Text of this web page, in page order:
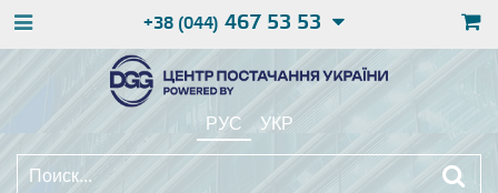
+38 (044) 467 53 53
РУС УКР